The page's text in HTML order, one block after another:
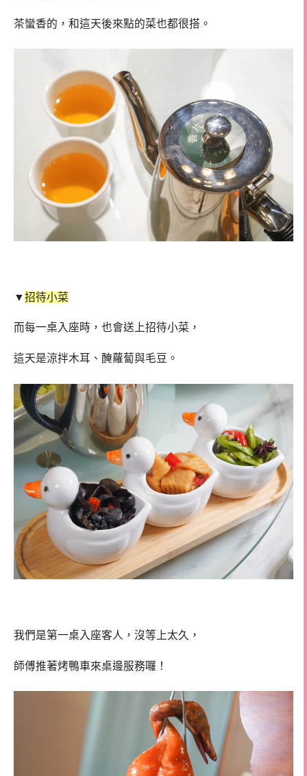
茶蠻香的，和這天後來點的菜也都很搭。
▼招待小菜
而每一桌入座時，也會送上招待小菜，
這天是涼拌木耳、醃蘿蔔與毛豆。
我們是第一桌入座客人，沒等上太久，
師傅推著烤鴨車來桌邊服務囉！